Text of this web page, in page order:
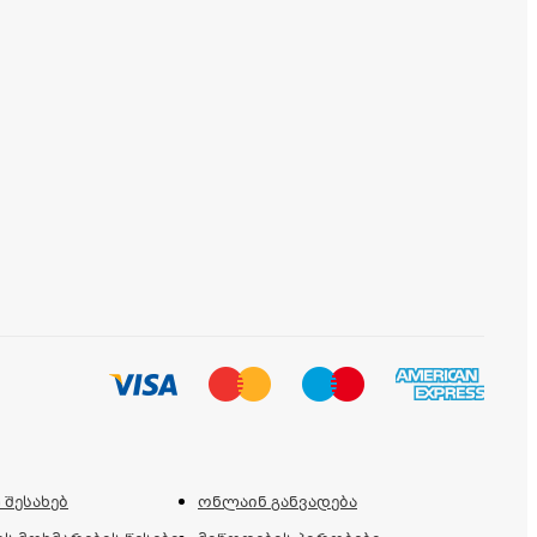
ონლაინ განვადება